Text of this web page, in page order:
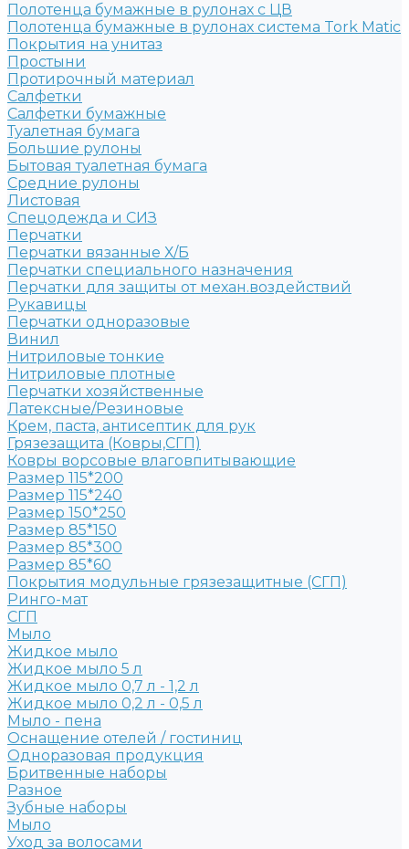
Полотенца бумажные в рулонах с ЦВ
Полотенца бумажные в рулонах система Tork Matic
Покрытия на унитаз
Простыни
Протирочный материал
Салфетки
Салфетки бумажные
Туалетная бумага
Большие рулоны
Бытовая туалетная бумага
Средние рулоны
Листовая
Спецодежда и СИЗ
Перчатки
Перчатки вязанные Х/Б
Перчатки специального назначения
Перчатки для защиты от механ.воздействий
Рукавицы
Перчатки одноразовые
Винил
Нитриловые тонкие
Нитриловые плотные
Перчатки хозяйственные
Латексные/Резиновые
Крем, паста, антисептик для рук
Грязезащита (Ковры,СГП)
Ковры ворсовые влаговпитывающие
Размер 115*200
Размер 115*240
Размер 150*250
Размер 85*150
Размер 85*300
Размер 85*60
Покрытия модульные грязезащитные (СГП)
Ринго-мат
СГП
Мыло
Жидкое мыло
Жидкое мыло 5 л
Жидкое мыло 0,7 л - 1,2 л
Жидкое мыло 0,2 л - 0,5 л
Мыло - пена
Оснащение отелей / гостиниц
Одноразовая продукция
Бритвенные наборы
Разное
Зубные наборы
Мыло
Уход за волосами